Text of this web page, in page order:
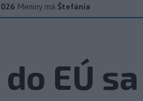
Meniny má Štefánia
EÚ